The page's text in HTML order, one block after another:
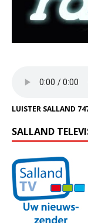
LUISTER SALLAND
SALLAND